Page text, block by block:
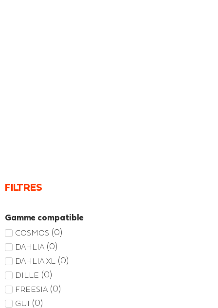
FILTRES
Gamme compatible
COSMOS (0)
DAHLIA (0)
DAHLIA XL (0)
DILLE (0)
FREESIA (0)
GUI (0)